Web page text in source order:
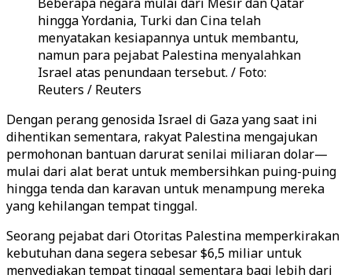
hingga Yordania, Turki dan Cina telah
menyatakan kesiapannya untuk membantu,
namun para pejabat Palestina menyalahkan
Israel atas penundaan tersebut. / Foto:
Reuters / Reuters
Dengan perang genosida Israel di Gaza yang saat ini
dihentikan sementara, rakyat Palestina mengajukan
permohonan bantuan darurat senilai miliaran dolar—
mulai dari alat berat untuk membersihkan puing-puing
hingga tenda dan karavan untuk menampung mereka
yang kehilangan tempat tinggal.
Seorang pejabat dari Otoritas Palestina memperkirakan
kebutuhan dana segera sebesar $6,5 miliar untuk
menyediakan tempat tinggal sementara bagi lebih dari